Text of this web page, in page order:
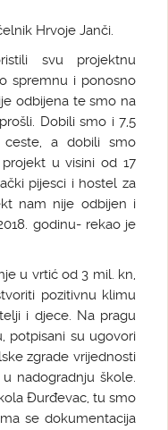
Hrvoje Janči.
svu projektnu
spremnu i ponosno
odbijena te smo na
Dobili smo i 7,5
ceste, a dobili smo
u visini od 17
pijesci i hostel za
nam nije odbijen i
godinu- rekao je
u vrtić od 3 mil. kn,
pozitivnu klimu
i djece. Na pragu
potpisani su ugovori
zgrade vrijednosti
nadogradnju škole.
Đurđevac, tu smo
se dokumentacija